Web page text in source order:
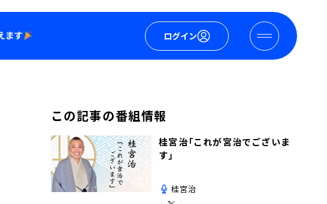
ログイン
この記事の番組情報
桂宮治「これが宮治でございま
す」
桂宮治